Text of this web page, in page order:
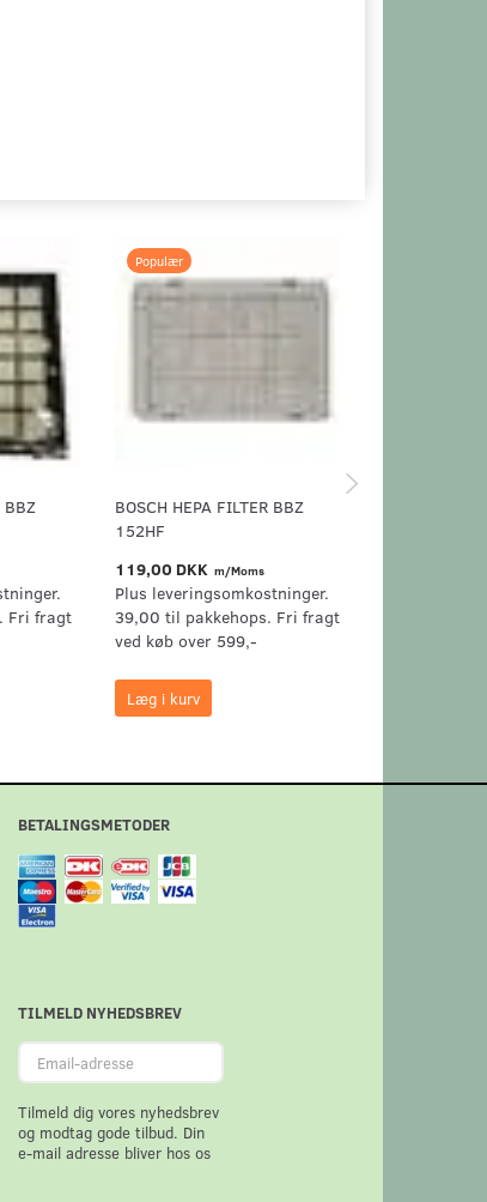
BBZ
Fri fragt
Populær
BOSCH HEPA FILTER BBZ
152HF
119,00 DKK m/Moms
Plus leveringsomkostninger.
39,00 til pakkehops. Fri fragt
ved køb over 599,-
Læg i kurv
BETALINGSMETODER
TILMELD NYHEDSBREV
Email-
adresse
Tilmeld dig vores nyhedsbrev
og modtag gode tilbud. Din
e-mail adresse bliver hos os